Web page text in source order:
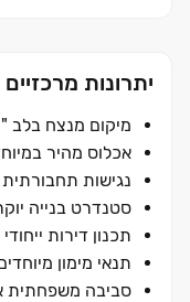
יתרונות
מיקום מנצח בלב
אכלוס מהיר
נגישות
סטנדרט בנייה
תכנון דירות
תנאי מימון
סביבה משפחתית